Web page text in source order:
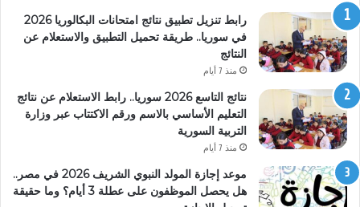
رابط تنزيل تطبيق نتائج امتحانات البكالوريا 2026
في سوريا.. طريقة تحميل التطبيق والاستعلام عن
النتائج
منذ 7 أيام
نتائج التاسع 2026 سوريا.. رابط الاستعلام عن نتائج
التعليم الأساسي بالاسم ورقم الاكتتاب عبر وزارة
التربية السورية
منذ 7 أيام
موعد إجازة المولد النبوي الشريف 2026 في مصر..
هل يحصل الموظفون على عطلة 3 أيام؟ وما حقيقة